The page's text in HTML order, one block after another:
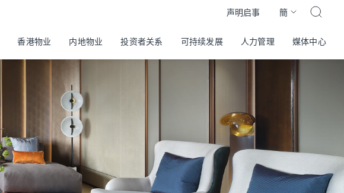
声明启事 簡
香港物业 内地物业 投资者关系 可持续发展 人力管理 媒体中心